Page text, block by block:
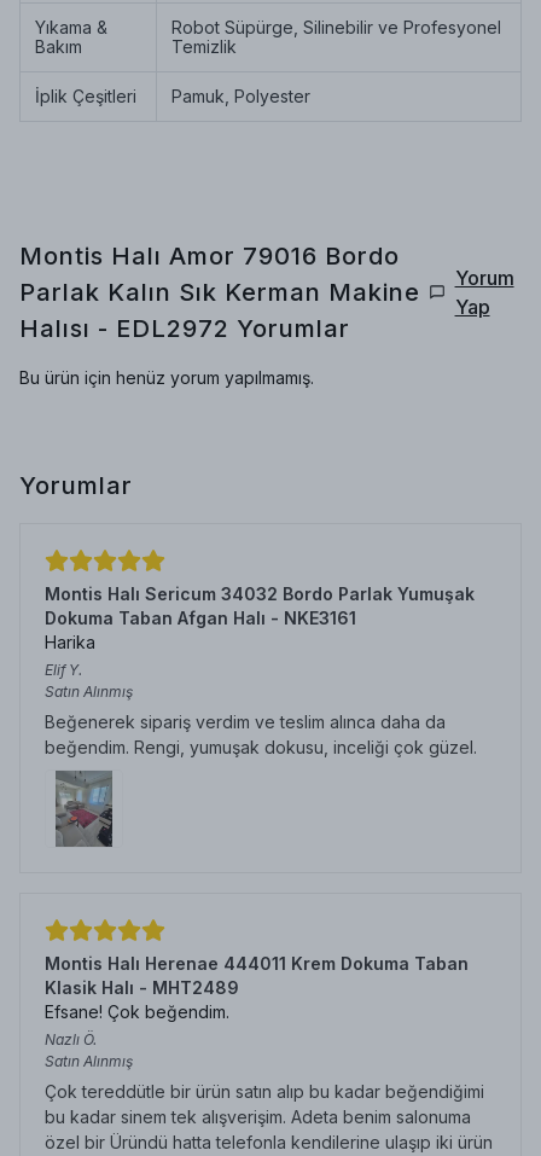
Yıkama &
Bakım
Robot Süpürge, Silinebilir ve Profesyonel
Temizlik
İplik Çeşitleri Pamuk, Polyester
Montis Halı Amor 79016 Bordo
Parlak Kalın Sık Kerman Makine
Halısı - EDL2972 Yorumlar
Yorum
Yap
Bu ürün için henüz yorum yapılmamış.
Yorumlar
Montis Halı Sericum 34032 Bordo Parlak Yumuşak
Dokuma Taban Afgan Halı - NKE3161
Harika
Elif Y.
Satın Alınmış
Beğenerek sipariş verdim ve teslim alınca daha da
beğendim. Rengi, yumuşak dokusu, inceliği çok güzel.
Montis Halı Herenae 444011 Krem Dokuma Taban
Klasik Halı - MHT2489
Efsane! Çok beğendim.
Nazlı Ö.
Satın Alınmış
Çok tereddütle bir ürün satın alıp bu kadar beğendiğimi
bu kadar sinem tek alışverişim. Adeta benim salonuma
özel bir Üründü hatta telefonla kendilerine ulaşıp iki ürün